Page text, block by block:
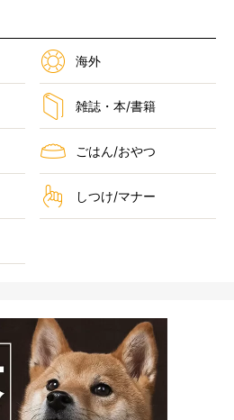
海外
雑誌・本/書籍
ごはん/おやつ
しつけ/マナー